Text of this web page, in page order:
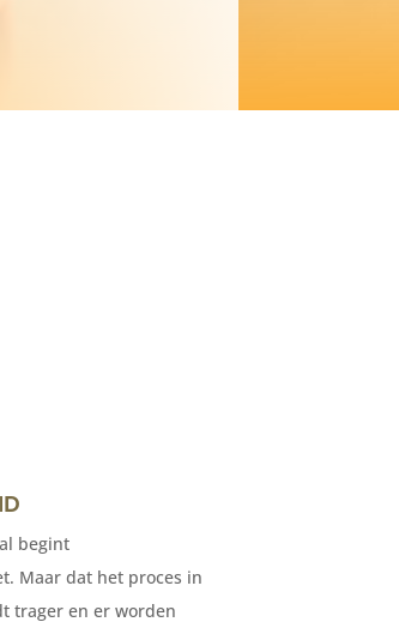
begint
Maar dat het proces in
trager en er worden